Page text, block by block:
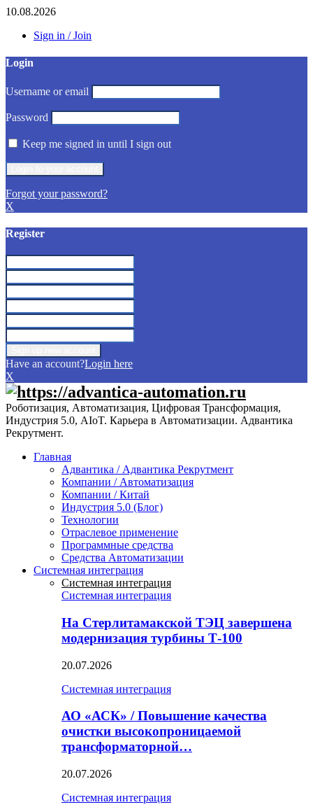
10.08.2026
Sign in / Join
Login
Username or email
Password
Keep me signed in until I sign out
Forgot your password?
X
Register
Have an account?Login here
X
Роботизация, Автоматизация, Цифровая Трансформация,
Индустрия 5.0, AIoT. Карьера в Автоматизации. Адвантика
Рекрутмент.
Главная
Адвантика / Адвантика Рекрутмент
Компании / Автоматизация
Компании / Китай
Индустрия 5.0 (Блог)
Технологии
Отраслевое применение
Программные средства
Средства Автоматизации
Системная интеграция
Системная интеграция
Системная интеграция
На Стерлитамакской ТЭЦ завершена
модернизация турбины Т-100
20.07.2026
Системная интеграция
АО «АСК» / Повышение качества
очистки высокопроницаемой
трансформаторной…
20.07.2026
Системная интеграция